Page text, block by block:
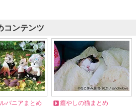
コンテンツ
バニアまとめ 癒やしの猫まとめ